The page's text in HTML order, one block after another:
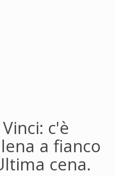
c'è
a fianco
cena.